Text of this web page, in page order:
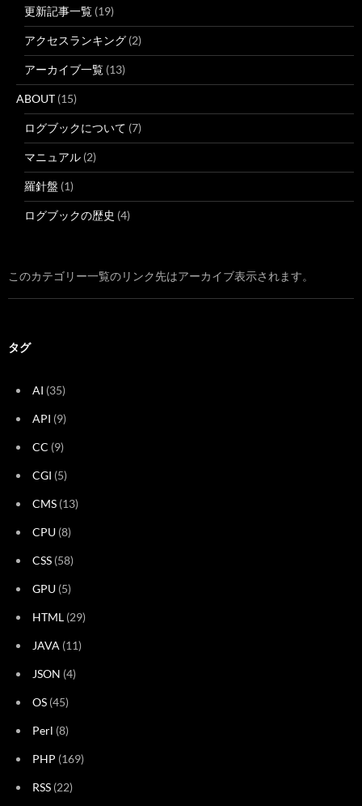
更新記事一覧 (19)
アクセスランキング (2)
アーカイブ一覧 (13)
ABOUT (15)
ログブックについて (7)
マニュアル (2)
羅針盤 (1)
ログブックの歴史 (4)
このカテゴリー一覧のリンク先はアーカイブ表示されます。
タグ
AI (35)
API (9)
CC (9)
CGI (5)
CMS (13)
CPU (8)
CSS (58)
GPU (5)
HTML (29)
JAVA (11)
JSON (4)
OS (45)
Perl (8)
PHP (169)
RSS (22)